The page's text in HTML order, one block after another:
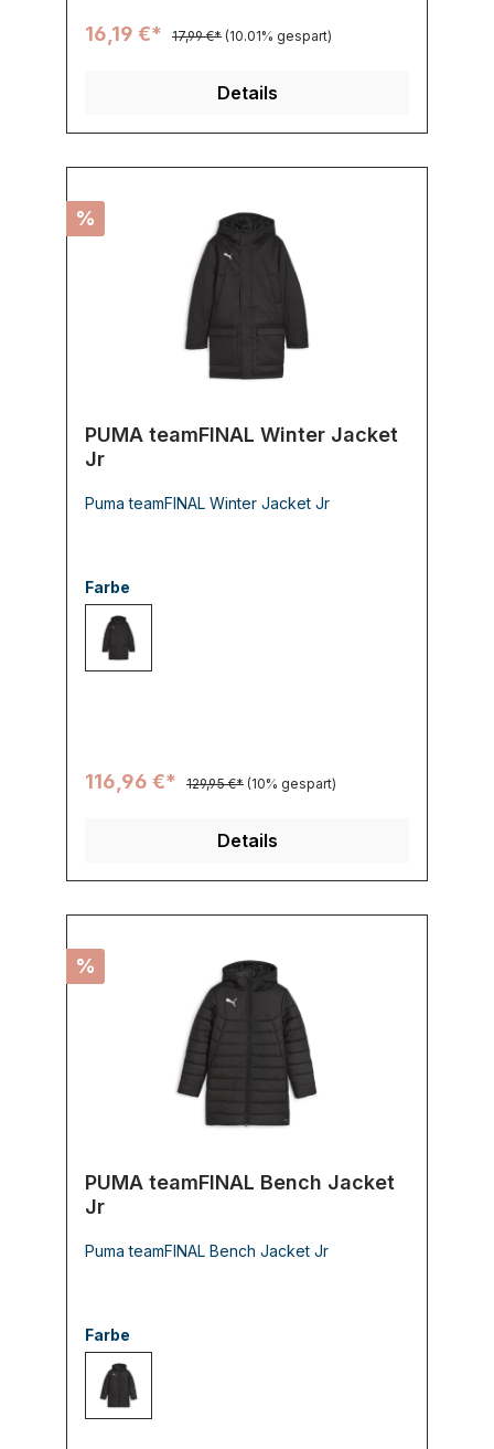
16,19 €* 17,99 €* (10.01% gespart)
Details
%
PUMA teamFINAL Winter Jacket
Jr
Puma teamFINAL Winter Jacket Jr
Farbe
003 PUMA Black-PUMA Silver
116,96 €* 129,95 €* (10% gespart)
Details
%
PUMA teamFINAL Bench Jacket
Jr
Puma teamFINAL Bench Jacket Jr
Farbe
003 PUMA Black-PUMA Silver